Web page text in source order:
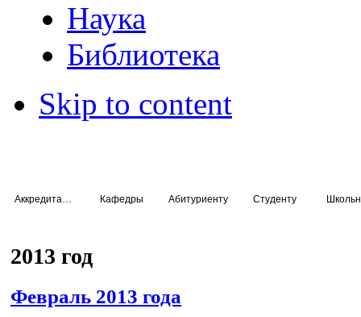
Наука
Библиотека
Skip to content
Кафедры Абитуриенту Студенту
2013 год
Февраль 2013 года